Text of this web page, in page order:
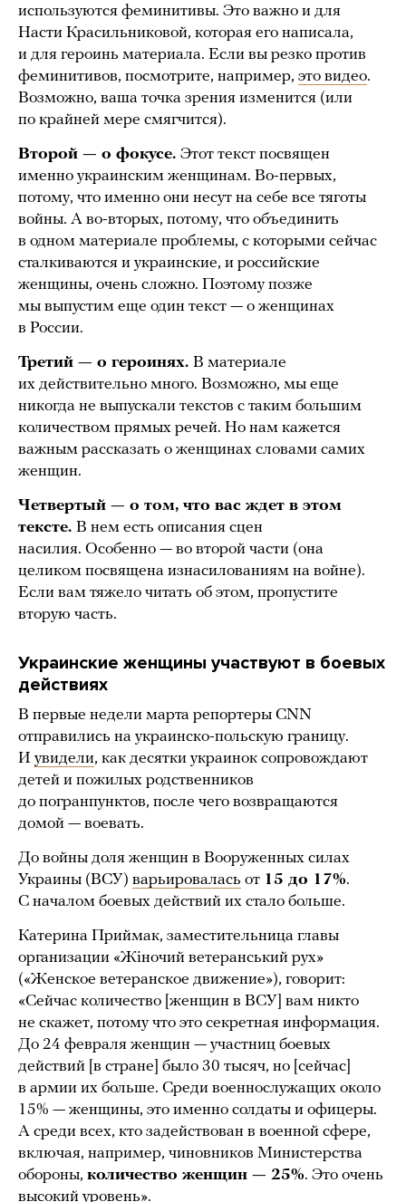
используются феминитивы. Это важно и для
Насти Красильниковой, которая его написала,
и для героинь материала. Если вы резко против
феминитивов, посмотрите, например, это видео.
Возможно, ваша точка зрения изменится (или
по крайней мере смягчится).
Второй — о фокусе. Этот текст посвящен
именно украинским женщинам. Во-первых,
потому, что именно они несут на себе все тяготы
войны. А во-вторых, потому, что объединить
в одном материале проблемы, с которыми сейчас
сталкиваются и украинские, и российские
женщины, очень сложно. Поэтому позже
мы выпустим еще один текст — о женщинах
в России.
Третий — о героинях. В материале
их действительно много. Возможно, мы еще
никогда не выпускали текстов с таким большим
количеством прямых речей. Но нам кажется
важным рассказать о женщинах словами самих
женщин.
Четвертый — о том, что вас ждет в этом
тексте. В нем есть описания сцен
насилия. Особенно — во второй части (она
целиком посвящена изнасилованиям на войне).
Если вам тяжело читать об этом, пропустите
вторую часть.
Украинские женщины участвуют в боевых
действиях
В первые недели марта репортеры CNN
отправились на украинско-польскую границу.
И увидели, как десятки украинок сопровождают
детей и пожилых родственников
до погранпунктов, после чего возвращаются
домой — воевать.
До войны доля женщин в Вооруженных силах
Украины (ВСУ) варьировалась от 15 до 17%.
С началом боевых действий их стало больше.
Катерина Приймак, заместительница главы
организации «Жіночий ветеранський рух»
(«Женское ветеранское движение»), говорит:
«Сейчас количество [женщин в ВСУ] вам никто
не скажет, потому что это секретная информация.
До 24 февраля женщин — участниц боевых
действий [в стране] было 30 тысяч, но [сейчас]
в армии их больше. Среди военнослужащих около
15% — женщины, это именно солдаты и офицеры.
А среди всех, кто задействован в военной сфере,
включая, например, чиновников Министерства
обороны, количество женщин — 25%. Это очень
высокий уровень».